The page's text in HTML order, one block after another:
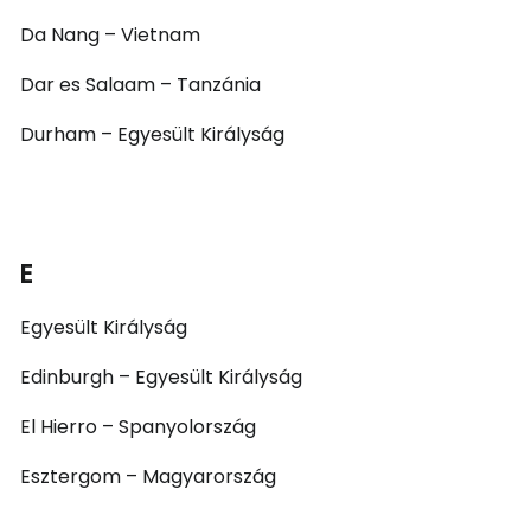
Da Nang – Vietnam
Dar es Salaam – Tanzánia
Durham – Egyesült Királyság
E
Egyesült Királyság
Edinburgh – Egyesült Királyság
El Hierro – Spanyolország
Esztergom – Magyarország